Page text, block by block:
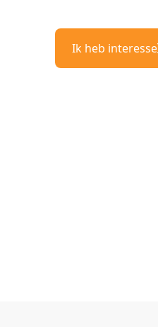
Ik heb interesse